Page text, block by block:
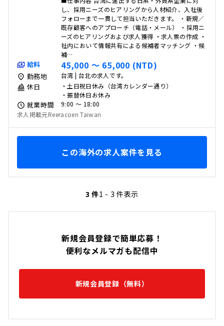
新規会員登録で簡単応募！
便利なメルマガも配信中
新規会員登録（無料）
し、採用ニーズのヒアリングから人材紹介、入社後
フォローまで一貫して担当いただきます。 ・新規／
既存顧客へのアプローチ（電話・メール） ・採用ニ
ーズのヒアリングおよび求人獲得 ・求人票の作成 ・
社内において情報共有による候補者マッチング ・候
補…
給料 45,000 〜 65,000 (NTD)
勤務地 台湾 | 台北の求人です。
休日
・土日祝日休み（台湾カレンダー通り）
・振替休日お休み
就業時間
9:00 〜 18:00
求人掲載元Reeracoen Taiwan
この海外の求人案件を見る
3 件1 - 3 件表示